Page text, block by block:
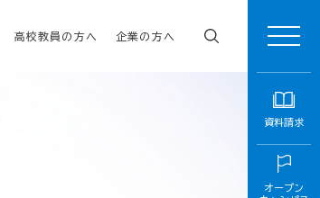
資料請求
オープン
高校教員の方へ 企業の方へ